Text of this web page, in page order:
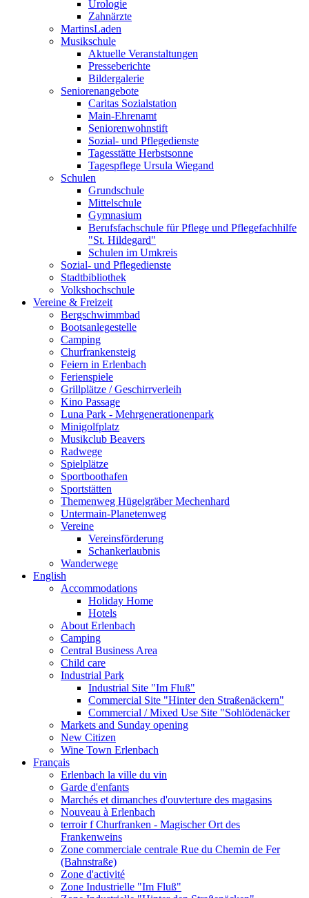
Urologie
Zahnärzte
MartinsLaden
Musikschule
Aktuelle Veranstaltungen
Presseberichte
Bildergalerie
Seniorenangebote
Caritas Sozialstation
Main-Ehrenamt
Seniorenwohnstift
Sozial- und Pflegedienste
Tagesstätte Herbstsonne
Tagespflege Ursula Wiegand
Schulen
Grundschule
Mittelschule
Gymnasium
Berufsfachschule für Pflege und Pflegefachhilfe
"St. Hildegard"
Schulen im Umkreis
Sozial- und Pflegedienste
Stadtbibliothek
Volkshochschule
Vereine & Freizeit
Bergschwimmbad
Bootsanlegestelle
Camping
Churfrankensteig
Feiern in Erlenbach
Ferienspiele
Grillplätze / Geschirrverleih
Kino Passage
Luna Park - Mehrgenerationenpark
Minigolfplatz
Musikclub Beavers
Radwege
Spielplätze
Sportboothafen
Sportstätten
Themenweg Hügelgräber Mechenhard
Untermain-Planetenweg
Vereine
Vereinsförderung
Schankerlaubnis
Wanderwege
English
Accommodations
Holiday Home
Hotels
About Erlenbach
Camping
Central Business Area
Child care
Industrial Park
Industrial Site "Im Fluß"
Commercial Site "Hinter den Straßenäckern"
Commercial / Mixed Use Site "Sohlödenäcker
Markets and Sunday opening
New Citizen
Wine Town Erlenbach
Français
Erlenbach la ville du vin
Garde d'enfants
Marchés et dimanches d'ouvterture des magasins
Nouveau à Erlenbach
terroir f Churfranken - Magischer Ort des
Frankenweins
Zone commerciale centrale Rue du Chemin de Fer
(Bahnstraße)
Zone d'activité
Zone Industrielle "Im Fluß"